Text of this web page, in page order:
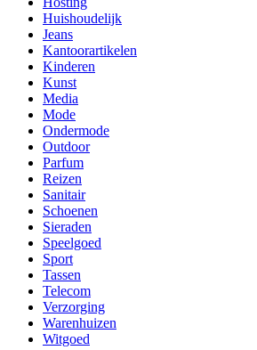
Huishoudelijk
Jeans
Kantoorartikelen
Kinderen
Kunst
Media
Mode
Ondermode
Outdoor
Parfum
Reizen
Sanitair
Schoenen
Sieraden
Speelgoed
Sport
Tassen
Telecom
Verzorging
Warenhuizen
Witgoed